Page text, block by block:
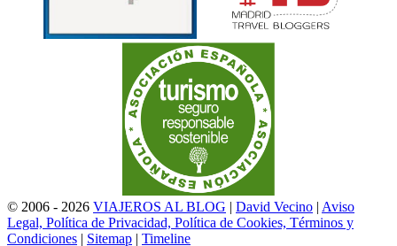
© 2006 - 2026 VIAJEROS AL BLOG | David Vecino | Aviso
Legal, Política de Privacidad, Política de Cookies, Términos y
Condiciones | Sitemap | Timeline